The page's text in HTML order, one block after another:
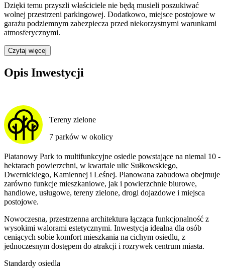
Dzięki temu przyszli właściciele nie będą musieli poszukiwać
wolnej przestrzeni parkingowej. Dodatkowo, miejsce postojowe w
garażu podziemnym zabezpiecza przed niekorzystnymi warunkami
atmosferycznymi.
Czytaj więcej
Opis Inwestycji
Tereny zielone
7 parków w okolicy
Platanowy Park to multifunkcyjne osiedle powstające na niemal 10 -
hektarach powierzchni, w kwartale ulic Sułkowskiego,
Dwernickiego, Kamiennej i Leśnej. Planowana zabudowa obejmuje
zarówno funkcje mieszkaniowe, jak i powierzchnie biurowe,
handlowe, usługowe, tereny zielone, drogi dojazdowe i miejsca
postojowe.
Nowoczesna, przestrzenna architektura łącząca funkcjonalność z
wysokimi walorami estetycznymi. Inwestycja idealna dla osób
ceniących sobie komfort mieszkania na cichym osiedlu, z
jednoczesnym dostępem do atrakcji i rozrywek centrum miasta.
Standardy osiedla